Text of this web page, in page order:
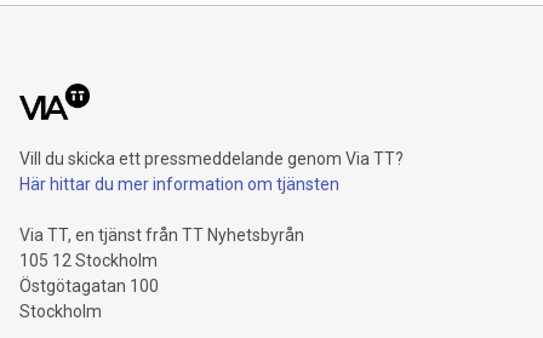
Vill du skicka ett pressmeddelande genom Via TT?
Här hittar du mer information om tjänsten
Via TT, en tjänst från TT Nyhetsbyrån
105 12 Stockholm
Östgötagatan 100
Stockholm